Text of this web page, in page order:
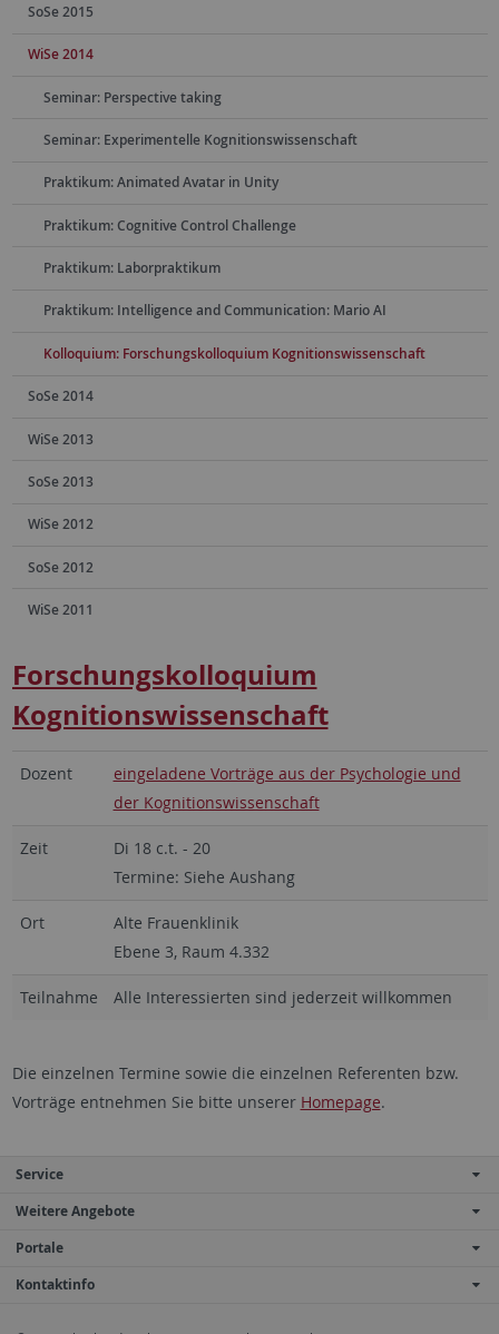
SoSe 2015
WiSe 2014
Seminar: Perspective taking
Seminar: Experimentelle Kognitionswissenschaft
Praktikum: Animated Avatar in Unity
Praktikum: Cognitive Control Challenge
Praktikum: Laborpraktikum
Praktikum: Intelligence and Communication: Mario AI
Kolloquium: Forschungskolloquium Kognitionswissenschaft
SoSe 2014
WiSe 2013
SoSe 2013
WiSe 2012
SoSe 2012
WiSe 2011
Forschungskolloquium
Kognitionswissenschaft
Dozent
eingeladene Vorträge aus der Psychologie und
der Kognitionswissenschaft
Zeit
Di 18 c.t. - 20
Termine: Siehe Aushang
Ort
Alte Frauenklinik
Ebene 3, Raum 4.332
Teilnahme Alle Interessierten sind jederzeit willkommen
Die einzelnen Termine sowie die einzelnen Referenten bzw.
Vorträge entnehmen Sie bitte unserer Homepage.
Service
Weitere Angebote
Portale
Kontaktinfo